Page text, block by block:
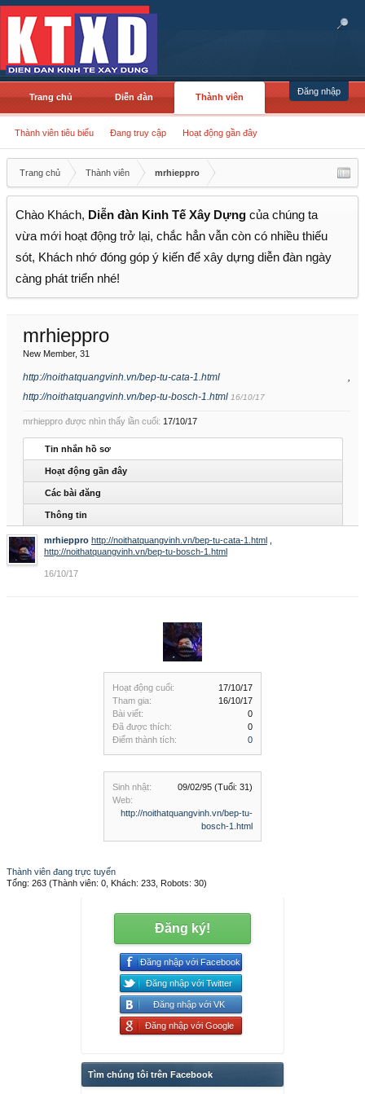
Đăng nhập
Trang chủ Diễn đàn Thành viên
Thành viên tiêu biểu Đang truy cập Hoạt động gần đây
Trang chủ Thành viên mrhieppro
Chào Khách, Diễn đàn Kinh Tế Xây Dựng của chúng ta
vừa mới hoạt động trở lại, chắc hẳn vẫn còn có nhiều thiếu
sót, Khách nhớ đóng góp ý kiến để xây dựng diễn đàn ngày
càng phát triển nhé!
Hoạt động cuối:
17/10/17
Tham gia:
16/10/17
Bài viết:
0
Đã được thích:
0
Điểm thành tích:
0
Sinh nhật: 09/02/95 (Tuổi: 31)
Web:
http://noithatquangvinh.vn/bep-tu-
bosch-1.html
mrhieppro
New Member, 31
http://noithatquangvinh.vn/bep-tu-cata-1.html ,
http://noithatquangvinh.vn/bep-tu-bosch-1.html 16/10/17
mrhieppro được nhìn thấy lần cuối: 17/10/17
Tin nhắn hồ sơ
Hoạt động gần đây
Các bài đăng
Thông tin
mrhieppro http://noithatquangvinh.vn/bep-tu-cata-1.html
http://noithatquangvinh.vn/bep-tu-bosch-1.html
16/10/17
Thành viên đang trực tuyến
Tổng: 263 (Thành viên: 0, Khách: 233, Robots: 30)
Đăng ký!
Đăng nhập với Facebook
Đăng nhập với Twitter
Đăng nhập với VK
Đăng nhập với Google
Tìm chúng tôi trên Facebook